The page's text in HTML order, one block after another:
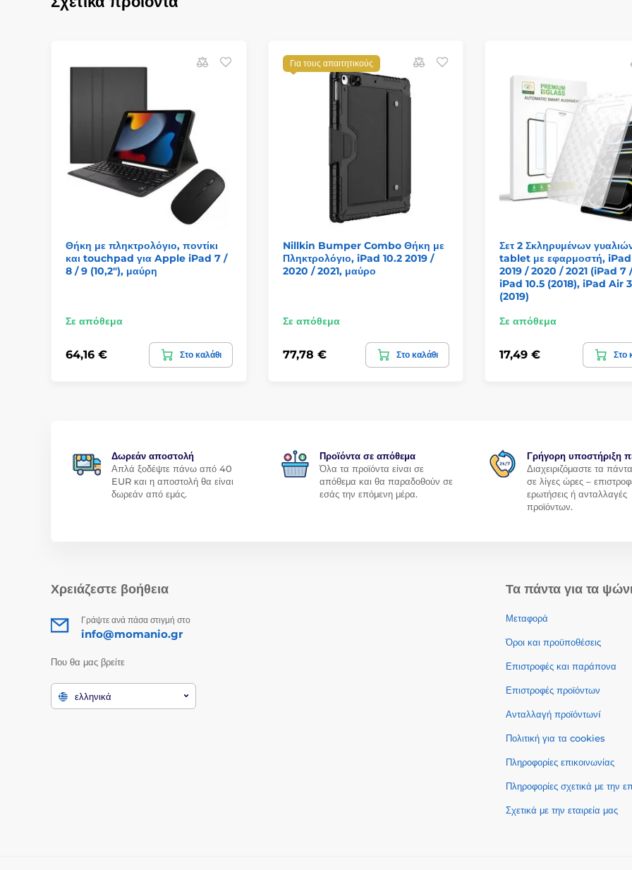
Θήκη με πληκτρολόγιο, ποντίκι
και touchpad για Apple iPad 7 /
8 / 9 (10,2"), μαύρη
Σε απόθεμα
64,16 € Στο καλάθι
Για τους απαιτητικούς
Nillkin Bumper Combo Θήκη με
Πληκτρολόγιο, iPad 10.2 2019 /
2020 / 2021, μαύρο
Σε απόθεμα
77,78 € Στο καλάθι
Σετ 2 Σκληρυμένων
tablet με εφαρμοστή, iPad
2019 / 2020 / 2021 (iPad 7
iPad 10.5 (2018), iPad Air
(2019)
Σε απόθεμα
17,49 € Στο
Δωρεάν αποστολή
Απλά ξοδέψτε πάνω από 40
EUR και η αποστολή θα είναι
δωρεάν από εμάς.
Προϊόντα σε απόθεμα
Όλα τα προϊόντα είναι σε
απόθεμα και θα παραδοθούν σε
εσάς την επόμενη μέρα.
Γρήγορη υποστήριξη
Διαχειριζόμαστε τα
σε λίγες ώρες –
ερωτήσεις ή ανταλλαγές
προϊόντων.
Χρειάζεστε βοήθεια
Γράψτε ανά πάσα στιγμή στο
info@momanio.gr
Που θα μας βρείτε
ελληνικά
Τα πάντα για τα
Μεταφορά
Όροι και προϋποθέσεις
Επιστροφές και παράπονα
Επιστροφές προϊόντων
Ανταλλαγή προϊόντωνí
Πολιτική για τα cookies
Πληροφορίες επικοινωνίας
Πληροφορίες σχετικά με την
Σχετικά με την εταιρεία μας